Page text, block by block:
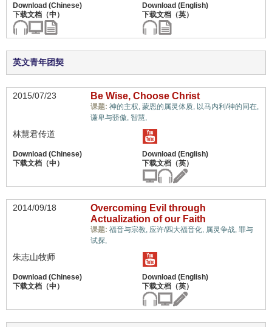
英文青年团契
2015/07/23 Be Wise, Choose Christ
课题: 神的主权, 蒙恩的属灵体质, 以马内利/神的同在,
谦卑与骄傲, 智慧,
林慧君传道
2014/09/18
Overcoming Evil through
Actualization of our Faith
课题: 福音与宗教, 应许/四大福音化, 属灵争战, 罪与
试探,
朱志山牧师